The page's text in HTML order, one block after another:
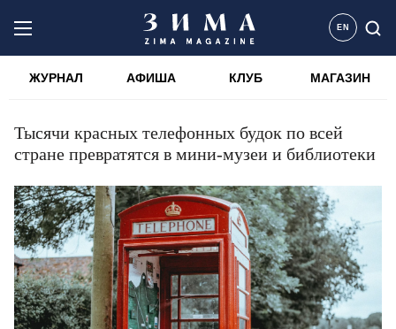
EN
ЖУРНАЛ АФИША КЛУБ МАГАЗИН
Тысячи красных телефонных будок по всей
стране превратятся в мини-музеи и библиотеки